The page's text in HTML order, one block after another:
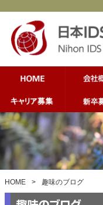
HOME > 趣味のブログ